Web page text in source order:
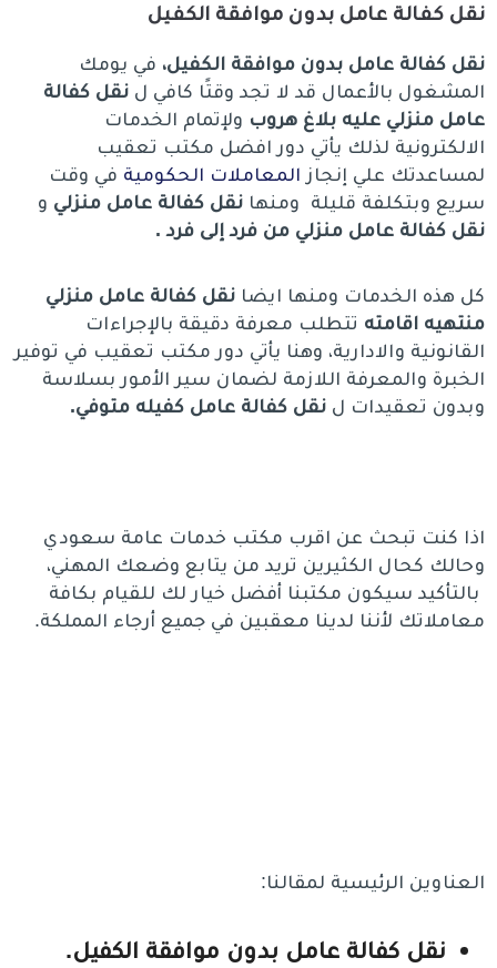
نقل كفالة عامل بدون موافقة الكفيل
نقل كفالة عامل بدون موافقة الكفيل، في يومك
المشغول بالأعمال قد لا تجد وقتًا كافي لنقل كفالة
عامل منزلي عليه بلاغ هروب ولإتمام الخدمات
الالكترونية لذلك يأتي دور افضل مكتب تعقيب
لمساعدتك علي إنجاز المعاملات الحكومية في وقت
سريع وبتكلفة قليلة ومنهانقل كفالة عامل منزلي و
نقل كفالة عامل منزلي من فرد إلى فرد .
كل هذه الخدمات ومنها ايضانقل كفالة عامل منزلي
منتهيه اقامته تتطلب معرفة دقيقة بالإجراءات
القانونية والادارية، وهنا يأتي دور مكتب تعقيب في توفير
الخبرة والمعرفة اللازمة لضمان سير الأمور بسلاسة
وبدون تعقيدات لنقل كفالة عامل كفيله متوفي.
اذا كنت تبحث عن اقرب مكتب خدمات عامة سعودي
وحالك كحال الكثيرين تريد من يتابع وضعك المهني،
بالتأكيد سيكون مكتبنا أفضل خيار لك للقيام بكافة
معاملاتك لأننا لدينا معقبين في جميع أرجاء المملكة.
العناوين الرئيسية لمقالنا:
نقل كفالة عامل بدون موافقة الكفيل.